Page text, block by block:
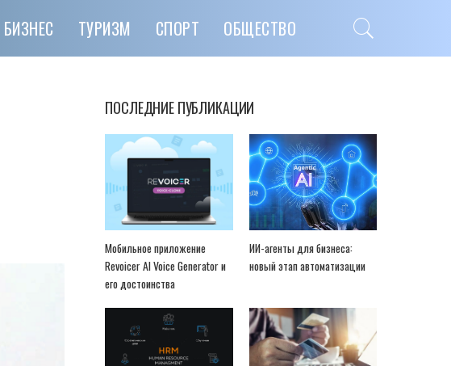
БИЗНЕС ТУРИЗМ СПОРТ ОБЩЕСТВО
ПОСЛЕДНИЕ ПУБЛИКАЦИИ
Мобильное приложение
Revoicer AI Voice Generator и
его достоинства
ИИ-агенты для бизнеса:
новый этап автоматизации